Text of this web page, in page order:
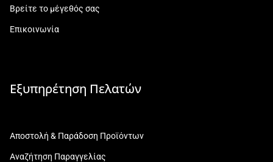
Βρείτε το μέγεθός σας
Επικοινωνία
Εξυπηρέτηση Πελατών
Αποστολή & Παράδοση Προϊόντων
Αναζήτηση Παραγγελίας